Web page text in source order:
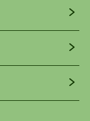
神戸市西区
にて物件を
タッフの平
を誇ってお
する、従来